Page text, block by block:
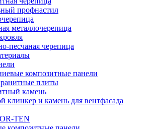
профнастил
металлочерепица
песчаная черепица
композитные панели
плиты
камень
клинкер и камень для вентфасада
TEN